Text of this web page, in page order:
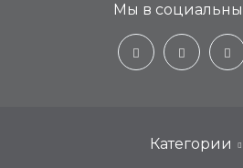
Категории
Мы в